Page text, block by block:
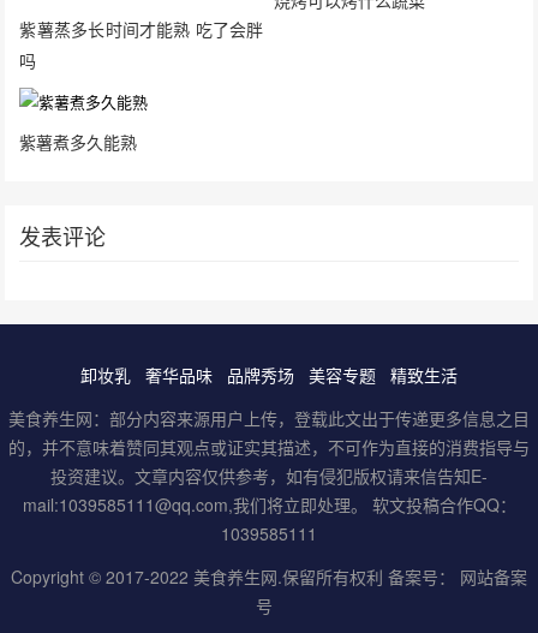
紫薯蒸多长时间才能熟 吃了会胖
吗
紫薯煮多久能熟
发表评论
卸妆乳 奢华品味 品牌秀场 美容专题 精致生活
美食养生网：部分内容来源用户上传，登载此文出于传递更多信息之目
的，并不意味着赞同其观点或证实其描述，不可作为直接的消费指导与
投资建议。文章内容仅供参考，如有侵犯版权请来信告知E-
mail:1039585111@qq.com,我们将立即处理。 软文投稿合作QQ：
1039585111
Copyright © 2017-2022 美食养生网.保留所有权利 备案号： 网站备案
号